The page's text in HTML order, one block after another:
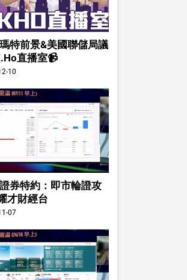
特前景&美國聯儲局議
直播室📹
10
券特約：即市輪證攻
才財經台
07